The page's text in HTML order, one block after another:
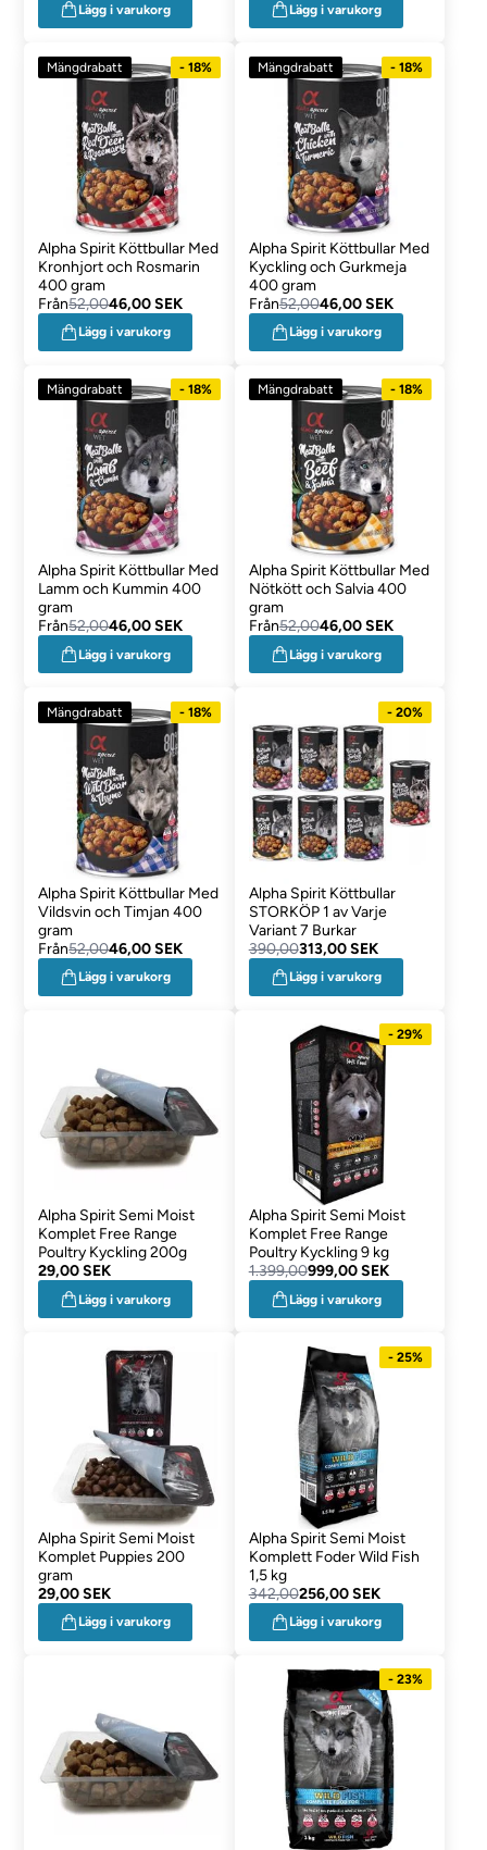
Lägg i varukorg Lägg i varukorg
Mängdrabatt - 18%
Alpha Spirit Köttbullar Med
Kronhjort och Rosmarin
400 gram
Från52,0046,00 SEK
Lägg i varukorg
Mängdrabatt - 18%
Alpha Spirit Köttbullar Med
Kyckling och Gurkmeja
400 gram
Från52,0046,00 SEK
Lägg i varukorg
Mängdrabatt - 18%
Alpha Spirit Köttbullar Med
Lamm och Kummin 400
gram
Från52,0046,00 SEK
Lägg i varukorg
Mängdrabatt - 18%
Alpha Spirit Köttbullar Med
Nötkött och Salvia 400
gram
Från52,0046,00 SEK
Lägg i varukorg
Mängdrabatt - 18%
Alpha Spirit Köttbullar Med
Vildsvin och Timjan 400
gram
Från52,0046,00 SEK
Lägg i varukorg
- 20%
Alpha Spirit Köttbullar
STORKÖP 1 av Varje
Variant 7 Burkar
390,00313,00 SEK
Lägg i varukorg
Alpha Spirit Semi Moist
Komplet Free Range
Poultry Kyckling 200g
29,00 SEK
Lägg i varukorg
- 29%
Alpha Spirit Semi Moist
Komplet Free Range
Poultry Kyckling 9 kg
1.399,00999,00 SEK
Lägg i varukorg
Alpha Spirit Semi Moist
Komplet Puppies 200
gram
29,00 SEK
Lägg i varukorg
- 25%
Alpha Spirit Semi Moist
Komplett Foder Wild Fish
1,5 kg
342,00256,00 SEK
Lägg i varukorg
- 23%